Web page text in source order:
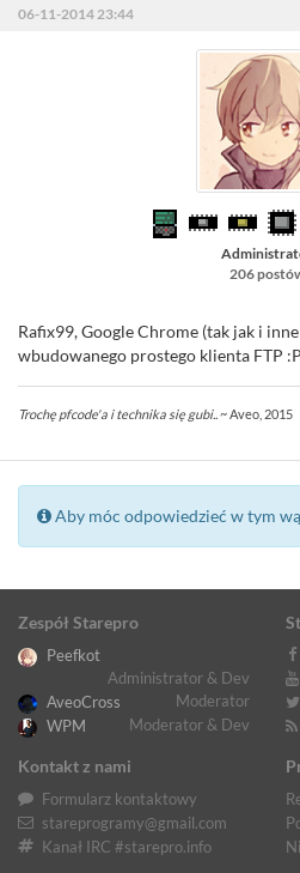
06-11-2014 23:44
206
Rafix99, Google Chrome (tak jak i
wbudowanego prostego klienta FTP :P
Trochę pfcode'a i technika się gubi..~ Aveo, 2015
Aby móc odpowiedzieć w tym
Zespół Starepro
Peefkot
Administrator & Dev
AveoCross
Moderator
WPM
Moderator & Dev
Kontakt z nami
Formularz kontaktowy
stareprogramy@gmail.com
Kanał IRC #starepro.info